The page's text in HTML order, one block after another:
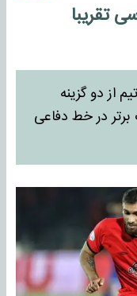
تقریبا
از دو گزینه
برتر در خط دفاعی